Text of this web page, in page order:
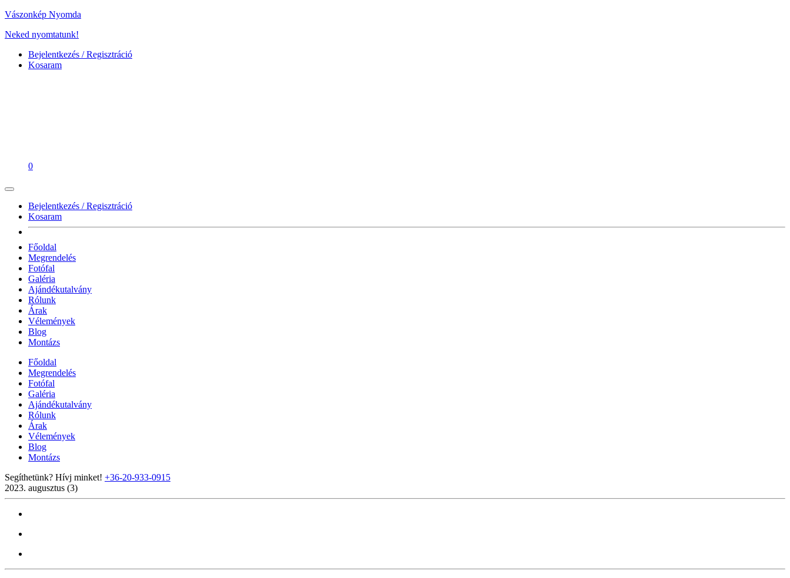
Vászonkép Nyomda
Neked nyomtatunk!
Bejelentkezés / Regisztráció
Kosaram
0
Bejelentkezés / Regisztráció
Kosaram
Főoldal
Megrendelés
Fotófal
Galéria
Ajándékutalvány
Rólunk
Árak
Vélemények
Blog
Montázs
Főoldal
Megrendelés
Fotófal
Galéria
Ajándékutalvány
Rólunk
Árak
Vélemények
Blog
Montázs
Segíthetünk? Hívj minket! +36-20-933-0915
2023. augusztus (3)